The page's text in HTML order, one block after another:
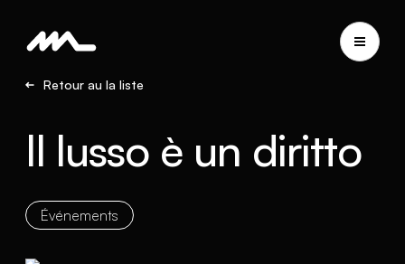
Retour au la liste
Il lusso è un diritto
Événements